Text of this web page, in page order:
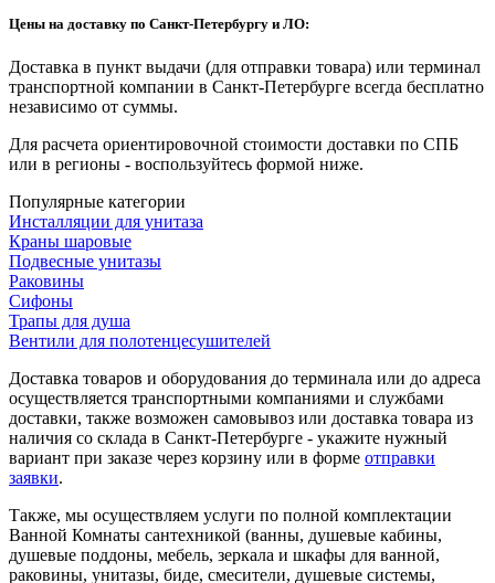
Цены на доставку по Санкт-Петербургу и ЛО:
Доставка в пункт выдачи (для отправки товара) или терминал
транспортной компании в Санкт-Петербурге всегда бесплатно
независимо от суммы.
Для расчета ориентировочной стоимости доставки по СПБ
или в регионы - воспользуйтесь формой ниже.
Популярные категории
Инсталляции для унитаза
Краны шаровые
Подвесные унитазы
Раковины
Сифоны
Трапы для душа
Вентили для полотенцесушителей
Доставка товаров и оборудования до терминала или до адреса
осуществляется транспортными компаниями и службами
доставки, также возможен самовывоз или доставка товара из
наличия со склада в Санкт-Петербурге - укажите нужный
вариант при заказе через корзину или в форме отправки
заявки.
Также, мы осуществляем услуги по полной комплектации
Ванной Комнаты сантехникой (ванны, душевые кабины,
душевые поддоны, мебель, зеркала и шкафы для ванной,
раковины, унитазы, биде, смесители, душевые системы,